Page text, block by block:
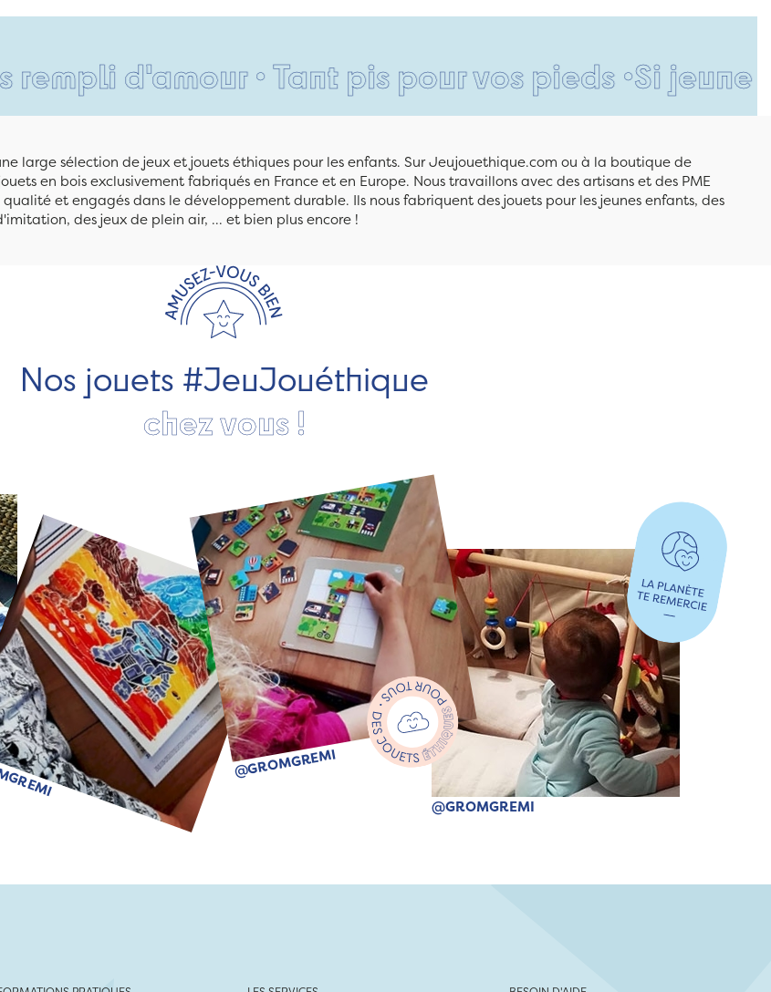
d'amour • Tant pis pour vos pieds •Si jeune et
large sélection de jeux et jouets éthiques pour les enfants. Sur Jeujouethique.com ou à la boutique de
en bois exclusivement fabriqués en France et en Europe. Nous travaillons avec des artisans et des PME
et engagés dans le développement durable. Ils nous fabriquent des jouets pour les jeunes enfants, des
des jeux de plein air, ... et bien plus encore !
Nos jouets #JeuJouéthique
chez vous !
@GROMGREMI
@GROMGREMI